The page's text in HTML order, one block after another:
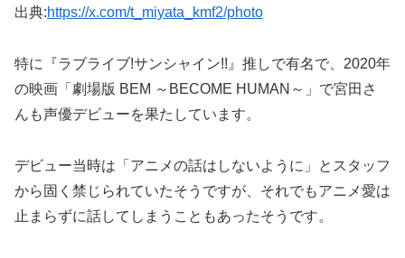
出典:https://x.com/t_miyata_kmf2/photo
特に『ラブライブ!サンシャイン!!』推しで有名で、2020年
の映画 「劇場版 BEM ～BECOME HUMAN～」 で宮田さ
んも声優デビューを果たしています。
デビュー当時は「アニメの話はしないように」とスタッフ
から固く禁じられていたそうですが、それでもアニメ愛は
止まらずに話してしまうこともあったそうです。